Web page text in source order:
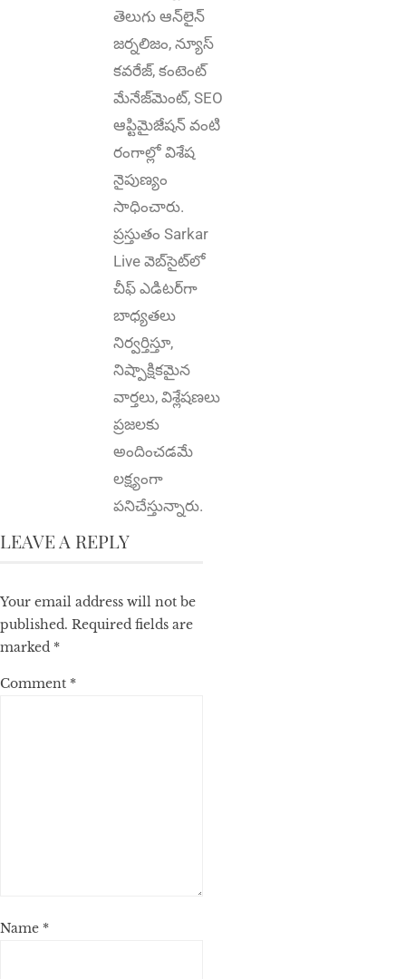
తెలుగు ఆన్‌లైన్‌
జర్నలిజం, న్యూస్
కవరేజ్‌, కంటెంట్
మేనేజ్‌మెంట్‌, SEO
ఆప్టిమైజేషన్‌ వంటి
రంగాల్లో విశేష
నైపుణ్యం
సాధించారు.
ప్రస్తుతం Sarkar
Live వెబ్‌సైట్‌లో
చీఫ్ ఎడిటర్‌గా
బాధ్యతలు
నిర్వర్తిస్తూ,
నిష్పాక్షికమైన
వార్తలు, విశ్లేషణలు
ప్రజలకు
అందించడమే
లక్ష్యంగా
పనిచేస్తున్నారు.
LEAVE A REPLY
Your email address will not be
published. Required fields are
marked *
Comment *
Name *